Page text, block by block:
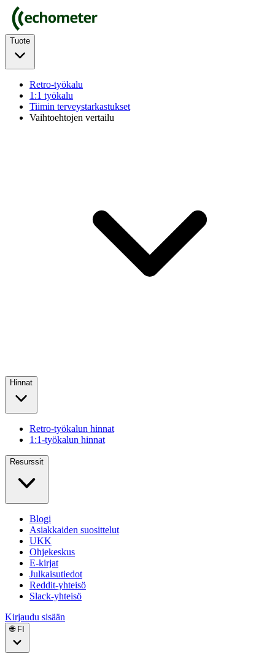
Tuote
Retro-työkalu
1:1 työkalu
Tiimin terveystarkastukset
Vaihtoehtojen vertailu
Hinnat
Retro-työkalun hinnat
1:1-työkalun hinnat
Resurssit
Blogi
Asiakkaiden suosittelut
UKK
Ohjekeskus
E-kirjat
Julkaisutiedot
Reddit-yhteisö
Slack-yhteisö
Kirjaudu sisään
🌐 FI